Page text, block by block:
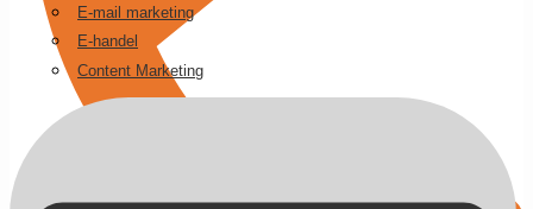
E-mail marketing
E-handel
Content Marketing